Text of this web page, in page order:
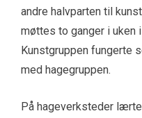
andre halvparten til
møttes to ganger i uken
Kunstgruppen fungerte
med hagegruppen.
På hageverksteder